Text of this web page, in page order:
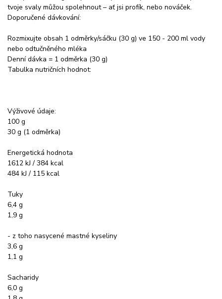
tvoje svaly můžou spolehnout – ať jsi profík, nebo nováček.
Doporučené dávkování:
Rozmixujte obsah 1 odměrky/sáčku (30 g) ve 150 - 200 ml vody
nebo odtučněného mléka
Denní dávka = 1 odměrka (30 g)
Tabulka nutričních hodnot:
Výživové údaje:
100 g
30 g (1 odměrka)
Energetická hodnota
1612 kJ / 384 kcal
484 kJ / 115 kcal
Tuky
6,4 g
1,9 g
- z toho nasycené mastné kyseliny
3,6 g
1,1 g
Sacharidy
6,0 g